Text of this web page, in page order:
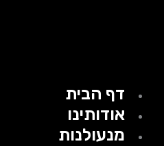
דף הבית
אודותינו
מנעולנות